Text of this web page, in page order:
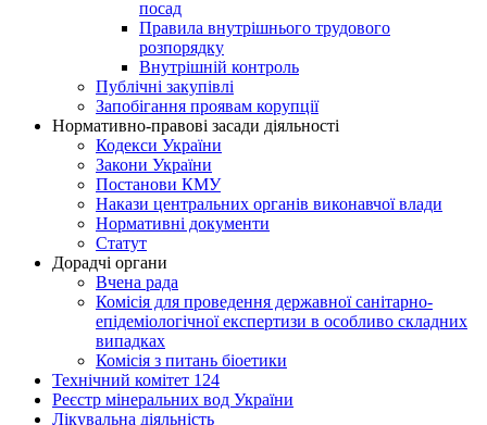
посад
Правила внутрішнього трудового
розпорядку
Внутрішній контроль
Публічні закупівлі
Запобігання проявам корупції
Нормативно-правові засади діяльності
Кодекси України
Закони України
Постанови КМУ
Накази центральних органів виконавчої влади
Нормативні документи
Статут
Дорадчі органи
Вчена рада
Комісія для проведення державної санітарно-
епідеміологічної експертизи в особливо складних
випадках
Комісія з питань біоетики
Технічний комітет 124
Реєстр мінеральних вод України
Лікувальна діяльність